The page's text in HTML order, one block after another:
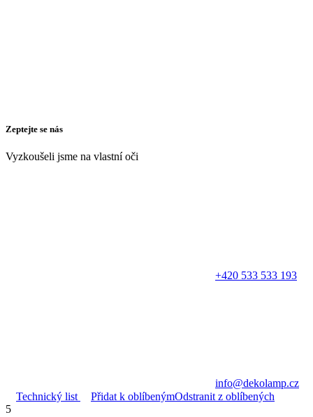
Zeptejte se nás
Vyzkoušeli jsme na vlastní oči
+420 533 533 193
info@dekolamp.cz
Technický list
Přidat k oblíbenýmOdstranit z oblíbených
5